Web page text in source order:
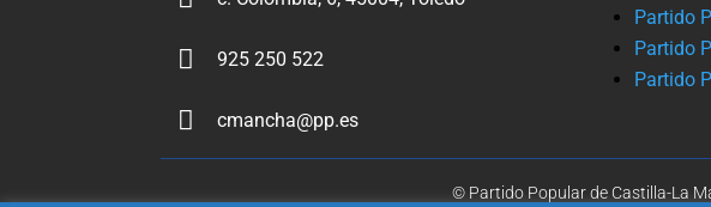
 925 250 522
 cmancha@pp.es
Partido
Partido
Partido
© Partido Popular de Castilla-La